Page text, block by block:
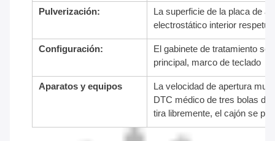
Pulverización:
La superficie de la placa de
electrostático interior
Configuración:
El gabinete de tratamiento se
principal, marco de teclado
Aparatos y equipos
La velocidad de apertura
DTC médico de tres bolas
tira libremente, el cajón se